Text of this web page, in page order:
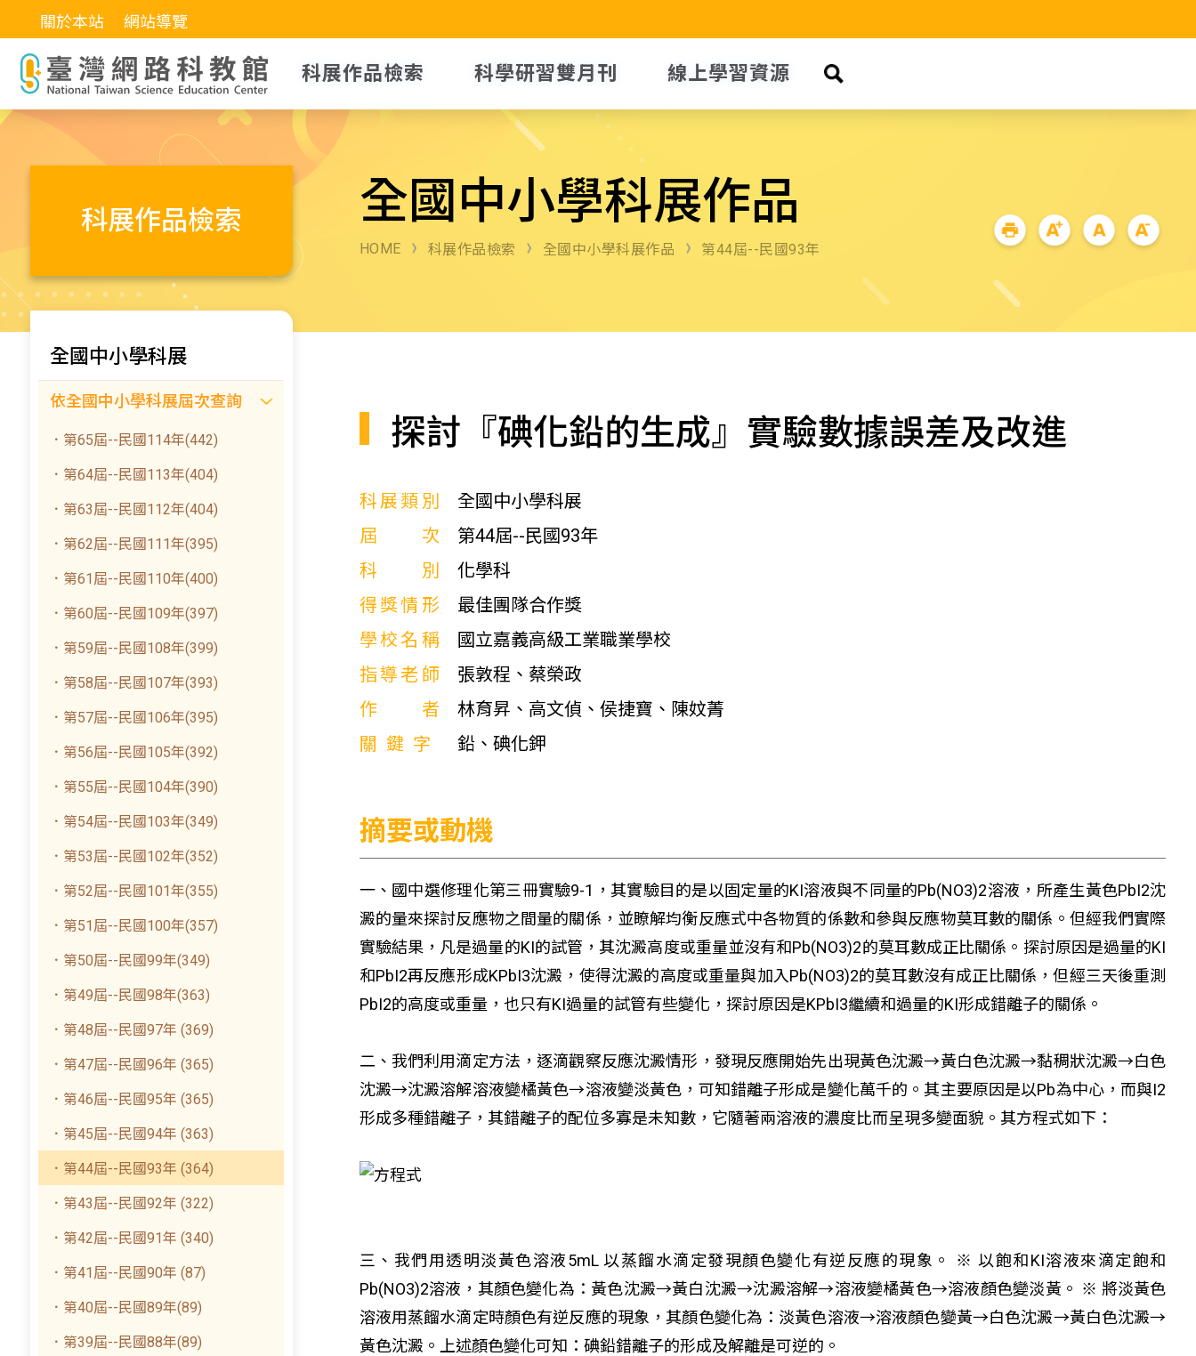
關於本站 網站導覽
科展作品檢索 科學研習雙月刊 線上學習資源
科展作品檢索 全國中小學科展作品
HOME 科展作品檢索 全國中小學科展作品 第44屆--民國93年
全國中小學科展
依全國中小學科展屆次查詢
．第65屆--民國114年(442)
．第64屆--民國113年(404)
．第63屆--民國112年(404)
．第62屆--民國111年(395)
．第61屆--民國110年(400)
．第60屆--民國109年(397)
．第59屆--民國108年(399)
．第58屆--民國107年(393)
．第57屆--民國106年(395)
．第56屆--民國105年(392)
．第55屆--民國104年(390)
．第54屆--民國103年(349)
．第53屆--民國102年(352)
．第52屆--民國101年(355)
．第51屆--民國100年(357)
．第50屆--民國99年(349)
．第49屆--民國98年(363)
．第48屆--民國97年 (369)
．第47屆--民國96年 (365)
．第46屆--民國95年 (365)
．第45屆--民國94年 (363)
．第44屆--民國93年 (364)
．第43屆--民國92年 (322)
．第42屆--民國91年 (340)
．第41屆--民國90年 (87)
．第40屆--民國89年(89)
．第39屆--民國88年(89)
探討『碘化鉛的生成』實驗數據誤差及改進
科展類別
全國中小學科展
屆次
第44屆--民國93年
科別
化學科
得獎情形
最佳團隊合作獎
學校名稱
國立嘉義高級工業職業學校
指導老師
張敦程、蔡榮政
作者
林育昇、高文偵、侯捷寶、陳妏菁
關鍵字
鉛、碘化鉀
摘要或動機
一、國中選修理化第三冊實驗9-1，其實驗目的是以固定量的KI溶液與不同量的Pb(NO3)2溶液，所產生黃色PbI2沈
澱的量來探討反應物之間量的關係，並瞭解均衡反應式中各物質的係數和參與反應物莫耳數的關係。但經我們實際
實驗結果，凡是過量的KI的試管，其沈澱高度或重量並沒有和Pb(NO3)2的莫耳數成正比關係。探討原因是過量的KI
和PbI2再反應形成KPbI3沈澱，使得沈澱的高度或重量與加入Pb(NO3)2的莫耳數沒有成正比關係，但經三天後重測
PbI2的高度或重量，也只有KI過量的試管有些變化，探討原因是KPbI3繼續和過量的KI形成錯離子的關係。
二、我們利用滴定方法，逐滴觀察反應沈澱情形，發現反應開始先出現黃色沈澱→黃白色沈澱→黏稠狀沈澱→白色
沈澱→沈澱溶解溶液變橘黃色→溶液變淡黃色，可知錯離子形成是變化萬千的。其主要原因是以Pb為中心，而與I2
形成多種錯離子，其錯離子的配位多寡是未知數，它隨著兩溶液的濃度比而呈現多變面貌。其方程式如下：
三、我們用透明淡黃色溶液5mL 以蒸餾水滴定發現顏色變化有逆反應的現象。 ※ 以飽和KI溶液來滴定飽和
Pb(NO3)2溶液，其顏色變化為：黃色沈澱→黃白沈澱→沈澱溶解→溶液變橘黃色→溶液顏色變淡黃。 ※ 將淡黃色
溶液用蒸餾水滴定時顏色有逆反應的現象，其顏色變化為：淡黃色溶液→溶液顏色變黃→白色沈澱→黃白色沈澱→
黃色沈澱。上述顏色變化可知：碘鉛錯離子的形成及解離是可逆的。